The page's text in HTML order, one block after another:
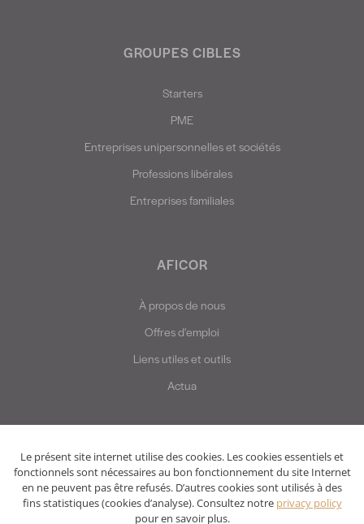
GROUPES CIBLES
Starters
PME
Entreprises unipersonnelles et sociétés
Professions libérales
Entreprises familiales
AFICOR
À propos de nous
Offres d'emploi
Liens utiles et outils
Actua
Le présent site internet utilise des cookies. Les cookies essentiels et
fonctionnels sont nécessaires au bon fonctionnement du site Internet
en ne peuvent pas être refusés. D’autres cookies sont utilisés à des
fins statistiques (cookies d’analyse). Consultez notre privacy policy
pour en savoir plus.